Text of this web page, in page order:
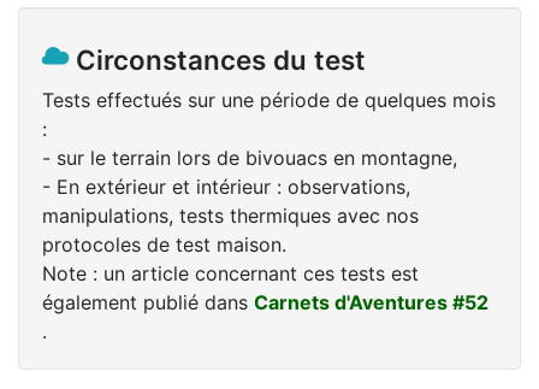
Circonstances du test
Tests effectués sur une période de quelques mois
:
- sur le terrain lors de bivouacs en montagne,
- En extérieur et intérieur : observations,
manipulations, tests thermiques avec nos
protocoles de test maison.
Note : un article concernant ces tests est
également publié dans Carnets d'Aventures #52
.